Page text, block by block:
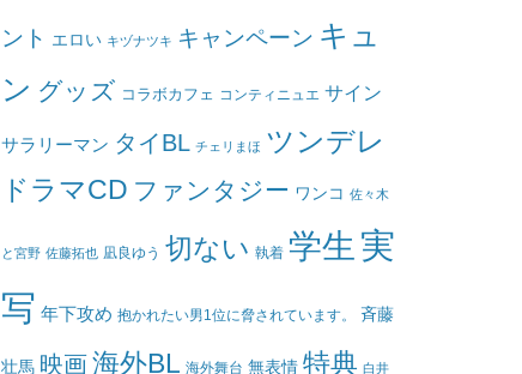
ント エロい キヅナツキ キャンペーン キュ
ン グッズ コラボカフェ コンティニュエ サイン
サラリーマン タイBL チェリまほ ツンデレ
ドラマCD ファンタジー ワンコ 佐々木
と宮野 佐藤拓也 凪良ゆう 切ない 執着 学生 実
写 年下攻め 抱かれたい男1位に脅されています。 斉藤
壮馬 映画海外BL 海外舞台 無表情 特典 白井